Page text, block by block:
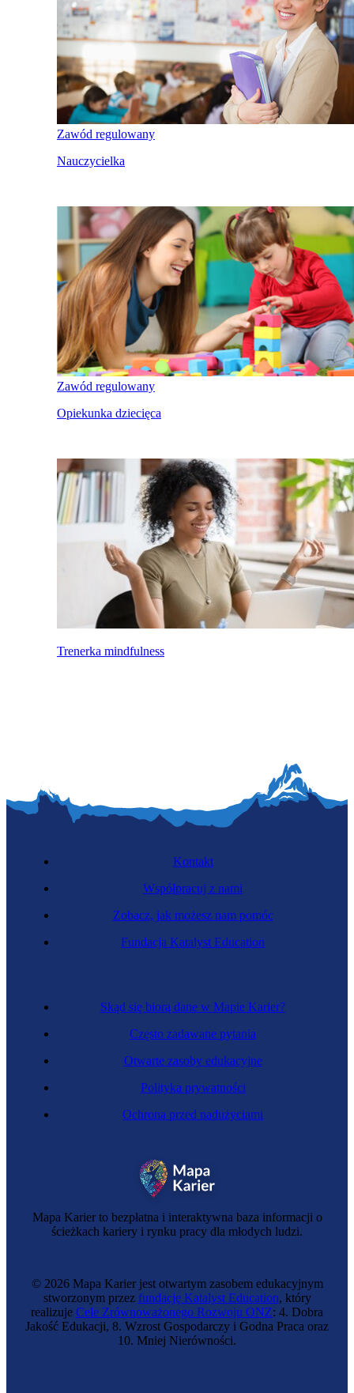
Zawód regulowany
Nauczycielka
Zawód regulowany
Opiekunka dziecięca
Trenerka mindfulness
Mapa Karier to bezpłatna i interaktywna baza informacji o
ścieżkach kariery i rynku pracy dla młodych ludzi.
Skąd się biorą dane w Mapie Karier?
Często zadawane pytania
Otwarte zasoby edukacyjne
Polityka prywatności
Ochrona przed nadużyciami
Kontakt
Współpracuj z nami
Zobacz, jak możesz nam pomóc
Fundacja Katalyst Education
© 2026 Mapa Karier jest otwartym zasobem edukacyjnym
stworzonym przez fundację Katalyst Education, który
realizuje Cele Zrównoważonego Rozwoju ONZ: 4. Dobra
Jakość Edukacji, 8. Wzrost Gospodarczy i Godna Praca oraz
10. Mniej Nierówności.